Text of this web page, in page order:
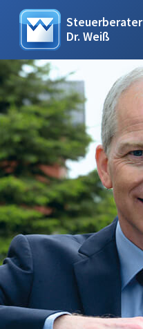
Steuerberater
Dr. Weiß